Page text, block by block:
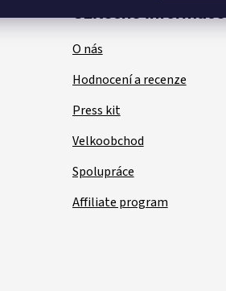
Užitečné informace
O nás
Hodnocení a recenze
Press kit
Velkoobchod
Spolupráce
Affiliate program